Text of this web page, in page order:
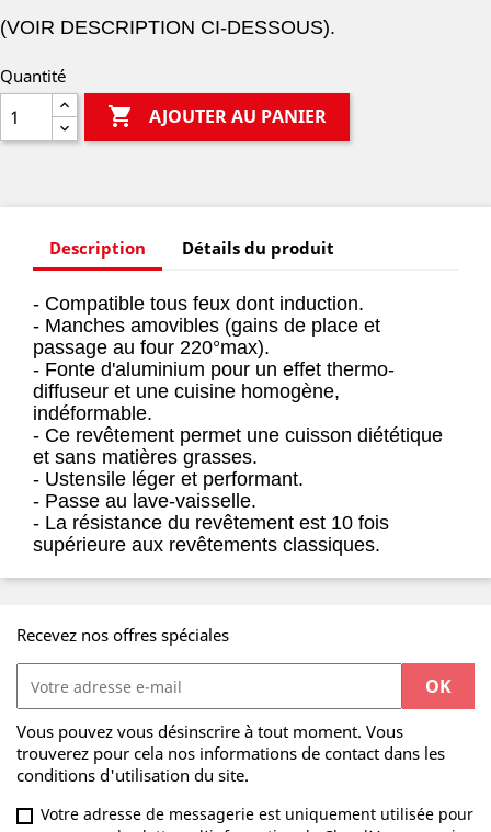
(VOIR DESCRIPTION CI-DESSOUS).
Quantité
 AJOUTER AU PANIER
Description Détails du produit
- Compatible tous feux dont induction.
- Manches amovibles (gains de place et
passage au four 220°max).
- Fonte d'aluminium pour un effet thermo-
diffuseur et une cuisine homogène,
indéformable.
- Ce revêtement permet une cuisson diététique
et sans matières grasses.
- Ustensile léger et performant.
- Passe au lave-vaisselle.
- La résistance du revêtement est 10 fois
supérieure aux revêtements classiques.
Recevez nos offres spéciales
Vous pouvez vous désinscrire à tout moment. Vous
trouverez pour cela nos informations de contact dans les
conditions d'utilisation du site.
Votre adresse de messagerie est uniquement utilisée pour